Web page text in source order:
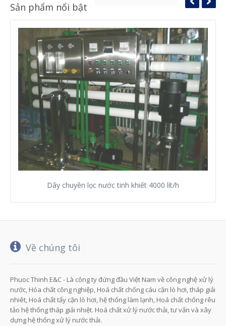
Sản phẩm nổi bật
Dây chuyền lọc nước tinh khiết 4000 lít/h
Về chúng tôi
Phuoc Thinh E&C - Là công ty đứng đầu Việt Nam về công nghệ xử lý
nước, Hóa chất công nghiệp, Hoá chất chống cáu cặn lò hơi, tháp giải
nhiêt, Hoá chất tẩy cặn lò hơi, hệ thống làm lạnh, Hoá chất chống rêu
tảo hệ thống tháp giải nhiệt. Hoá chất xử lý nước thải, tư vấn và xây
dựng hệ thống xử lý nước thải.